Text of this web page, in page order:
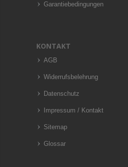
Garantiebedingungen
KONTAKT
AGB
Widerrufsbelehrung
Datenschutz
Impressum / Kontakt
Sitemap
Glossar